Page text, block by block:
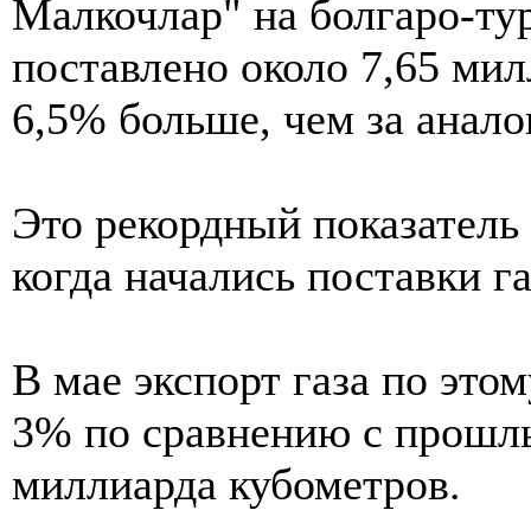
Малкочлар" на болгаро-
поставлено около 7,65
6,5% больше, чем за
Это рекордный
когда начались поставки
В мае экспорт газа по
3% по сравнению с
миллиарда кубометров.